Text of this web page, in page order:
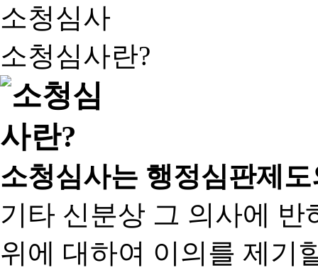
소청심사
소청심사란?
소청심사는 행정심판제
기타 신분상 그 의사에
위에 대하여 이의를 제기